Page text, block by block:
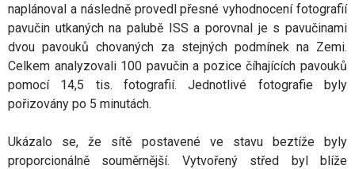
naplánoval a následně provedl přesné vyhodnocení fotografií
pavučin utkaných na palubě ISS a porovnal je s pavučinami
dvou pavouků chovaných za stejných podmínek na Zemi.
Celkem analyzovali 100 pavučin a pozice číhajících pavouků
pomocí 14,5 tis. fotografií. Jednotlivé fotografie byly
pořizovány po 5 minutách.
Ukázalo se, že sítě postavené ve stavu beztíže byly
proporcionálně souměrnější. Vytvořený střed byl blíže